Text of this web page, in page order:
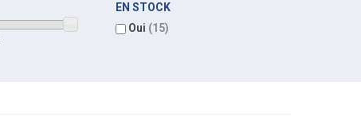
EN STOCK
Oui (15)